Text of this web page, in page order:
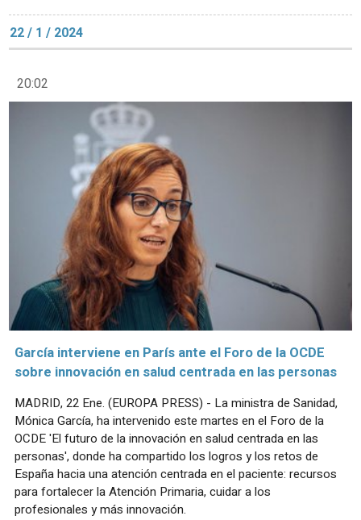
22 / 1 / 2024
20:02
García interviene en París ante el Foro de la OCDE
sobre innovación en salud centrada en las personas
MADRID, 22 Ene. (EUROPA PRESS) - La ministra de Sanidad,
Mónica García, ha intervenido este martes en el Foro de la
OCDE 'El futuro de la innovación en salud centrada en las
personas', donde ha compartido los logros y los retos de
España hacia una atención centrada en el paciente: recursos
para fortalecer la Atención Primaria, cuidar a los
profesionales y más innovación.